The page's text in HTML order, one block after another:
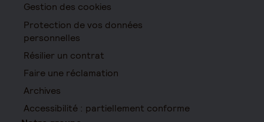
Gestion des cookies
Protection de vos données
personnelles
Résilier un contrat
Faire une réclamation
Archives
Accessibilité : partiellement conforme